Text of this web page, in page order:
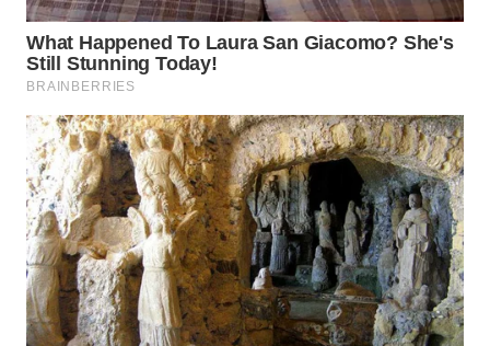
WN
MAJALENGKA
WN
SUBANG
WN
SUKABUMI
WN
PURWAKARTA